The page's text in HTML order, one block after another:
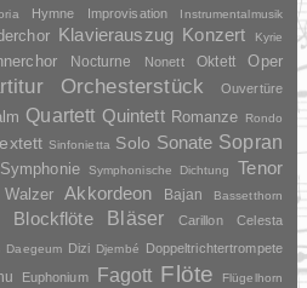
Hymne Improvisation Instrumentalmusik
Klavierauszug Konzert Kyrie
Nocturne Nonett Oktett Oper
Orchesterstück Ouvertüre
Quartett Quintett Romanze Rondo
Sinfonietta Solo Sonate Sopran
Symphonie Symphonische Dichtung Tenor
Walzer Akkordeon Bajan Bassetthorn
Blockflöte Bläser Carillon Celesta
Daegeum Dizi Djembé Doppeltrichtertrompete
Euphonium Fagott Flöte
Flügelhorn